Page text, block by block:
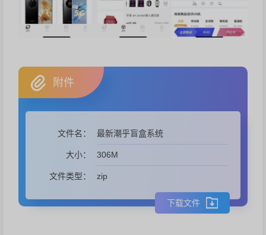
附件
文件名： 最新潮乎盲盒系统
大小： 306M
文件类型： zip
下载文件